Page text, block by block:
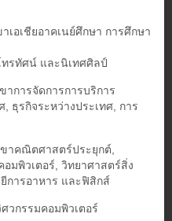
เชียอาคเนย์ศึกษา การศึกษา
รทัศน์ และนิเทศศิลป์
ารจัดการการบริการ
ธุรกิจระหว่างประเทศ, การ
คณิตศาสตร์ประยุกต์,
มพิวเตอร์, วิทยาศาสตร์สิ่ง
การอาหาร และฟิสิกส์
กรรมคอมพิวเตอร์